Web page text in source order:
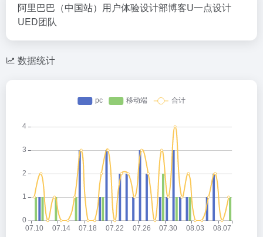
阿里巴巴（中国站）用户体验设计部博客U一点设计
UED团队
数据统计